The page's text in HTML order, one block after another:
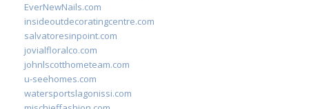
EverNewNails.com
insideoutdecoratingcentre.com
salvatoresinpoint.com
jovialfloralco.com
johnlscotthometeam.com
u-seehomes.com
watersportslagonissi.com